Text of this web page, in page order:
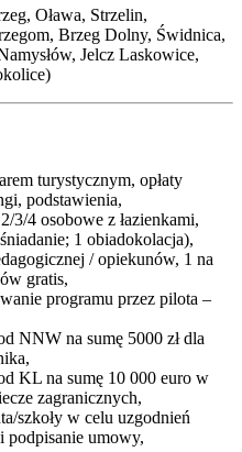
Oława, Strzelin,
Brzeg Dolny, Świdnica,
Jelcz Laskowice,
)
turystycznym, opłaty
podstawienia,
3/4 osobowe z łazienkami,
1 obiadokolacja),
/ opiekunów, 1 na
gratis,
programu przez pilota –
NNW na sumę 5000 zł dla
KL na sumę 10 000 euro w
zagranicznych,
szkoły w celu uzgodnień
podpisanie umowy,